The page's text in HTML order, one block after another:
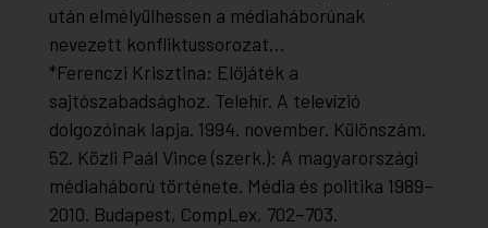
után elmélyülhessen a médiaháborúnak
nevezett konfliktussorozat…
*Ferenczi Krisztina: Előjáték a
sajtószabadsághoz. Telehír. A televízió
dolgozóinak lapja. 1994. november. Különszám.
52. Közli Paál Vince (szerk.): A magyarországi
médiaháború története. Média és politika 1989–
2010. Budapest, CompLex, 702–703.